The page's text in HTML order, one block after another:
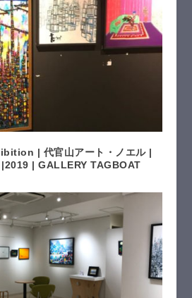
| 代官山アート・ノエル |
| GALLERY TAGBOAT